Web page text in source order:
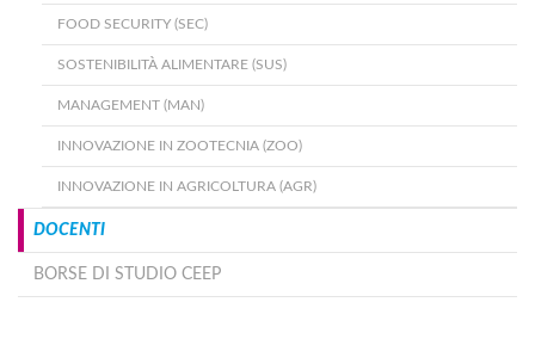
FOOD SECURITY (SEC)
SOSTENIBILITÀ ALIMENTARE (SUS)
MANAGEMENT (MAN)
INNOVAZIONE IN ZOOTECNIA (ZOO)
INNOVAZIONE IN AGRICOLTURA (AGR)
DOCENTI
BORSE DI STUDIO CEEP